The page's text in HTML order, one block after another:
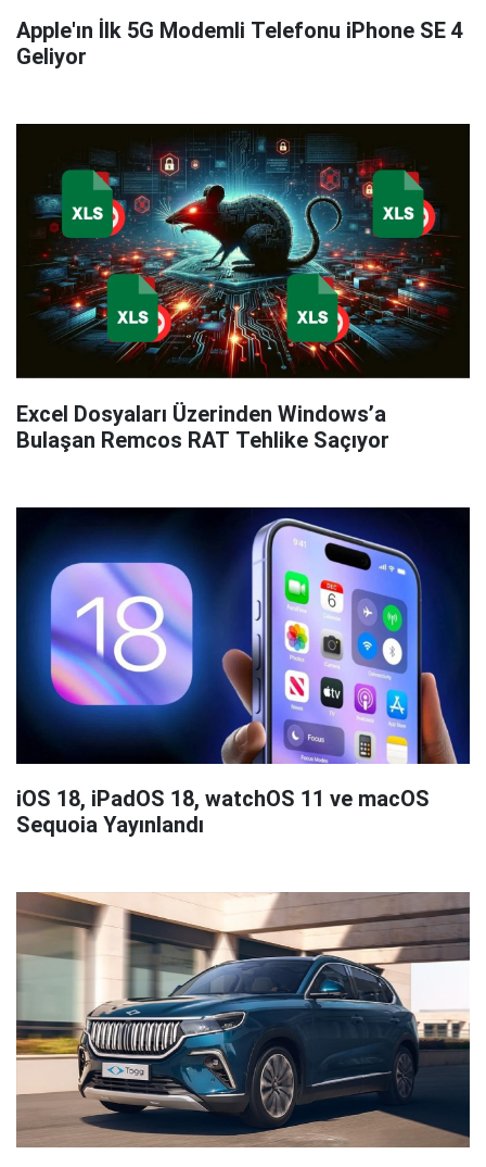
Apple'ın İlk 5G Modemli Telefonu iPhone SE 4
Geliyor
Excel Dosyaları Üzerinden Windows’a
Bulaşan Remcos RAT Tehlike Saçıyor
iOS 18, iPadOS 18, watchOS 11 ve macOS
Sequoia Yayınlandı